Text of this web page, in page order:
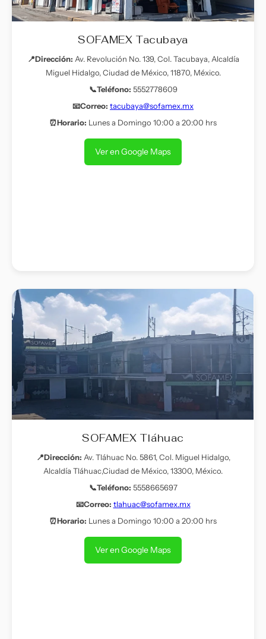
SOFAMEX Tacubaya
📍Dirección: Av. Revolución No. 139, Col. Tacubaya, Alcaldía
Miguel Hidalgo, Ciudad de México, 11870, México.
📞Teléfono: 5552778609
📧Correo: tacubaya@sofamex.mx
⏰Horario: Lunes a Domingo 10:00 a 20:00 hrs
Ver en Google Maps
SOFAMEX Tláhuac
📍Dirección: Av. Tláhuac No. 5861, Col. Miguel Hidalgo,
Alcaldía Tláhuac,Ciudad de México, 13300, México.
📞Teléfono: 5558665697
📧Correo: tlahuac@sofamex.mx
⏰Horario: Lunes a Domingo 10:00 a 20:00 hrs
Ver en Google Maps